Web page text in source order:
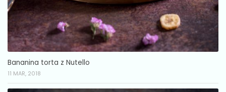
Bananina torta z Nutello
11 MAR, 2018